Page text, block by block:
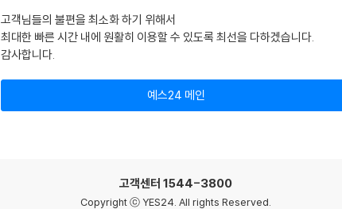
고객님들의 불편을 최소화 하기 위해서
최대한 빠른 시간 내에 원활히 이용할 수 있도록 최선을 다하겠습니다.
감사합니다.
예스24 메인
고객센터 1544-3800
Copyright ⓒ YES24. All rights Reserved.